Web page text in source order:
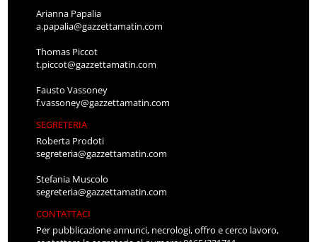
Arianna Papalia
a.papalia@gazzettamatin.com
Thomas Piccot
t.piccot@gazzettamatin.com
Fausto Vassoney
f.vassoney@gazzettamatin.com
SEGRETERIA
Roberta Prodoti
segreteria@gazzettamatin.com
Stefania Muscolo
segreteria@gazzettamatin.com
CONTATTACI
Per pubblicazione annunci, necrologi, offro e cerco lavoro,